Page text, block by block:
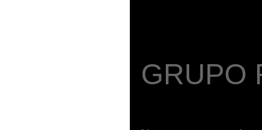
GRUPO